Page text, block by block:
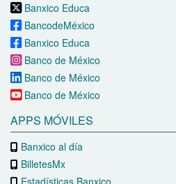
Banxico Educa
BancodeMéxico
Banxico Educa
Banco de México
Banco de México
Banco de México
APPS MÓVILES
Banxico al día
BilletesMx
Estadísticas Banxico